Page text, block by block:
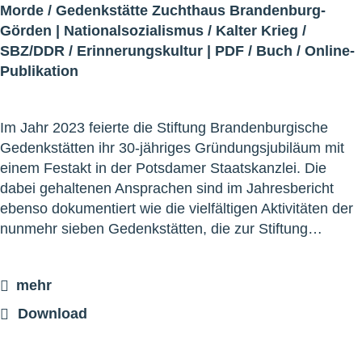
Morde / Gedenkstätte Zuchthaus Brandenburg-
Görden | Nationalsozialismus / Kalter Krieg /
SBZ/DDR / Erinnerungskultur | PDF / Buch / Online-
Publikation
Im Jahr 2023 feierte die Stiftung Brandenburgische
Gedenkstätten ihr 30-jähriges Gründungsjubiläum mit
einem Festakt in der Potsdamer Staatskanzlei. Die
dabei gehaltenen Ansprachen sind im Jahresbericht
ebenso dokumentiert wie die vielfältigen Aktivitäten der
nunmehr sieben Gedenkstätten, die zur Stiftung…
mehr
Download